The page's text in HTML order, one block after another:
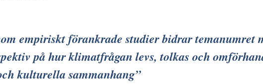
empiriskt förankrade studier bidrar temanumret
på hur klimatfrågan levs, tolkas och
kulturella sammanhang